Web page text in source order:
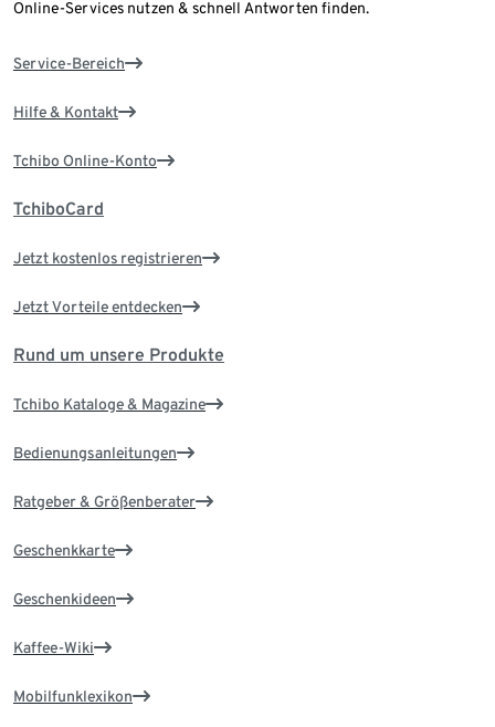
Online-Services nutzen & schnell Antworten finden.
Service-Bereich
Hilfe & Kontakt
Tchibo Online-Konto
TchiboCard
Jetzt kostenlos registrieren
Jetzt Vorteile entdecken
Rund um unsere Produkte
Tchibo Kataloge & Magazine
Bedienungsanleitungen
Ratgeber & Größenberater
Geschenkkarte
Geschenkideen
Kaffee-Wiki
Mobilfunklexikon